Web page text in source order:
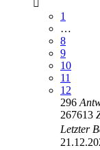
1
…
8
9
10
11
12
296
267613
Letzter